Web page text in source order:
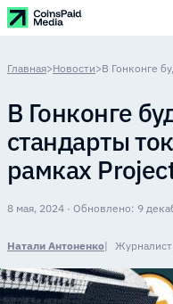
Главная>Новости>
В Гонконге
стандарты
рамках
8 мая, 2024 · Обновлено: 9
Натали Антоненко Журналист